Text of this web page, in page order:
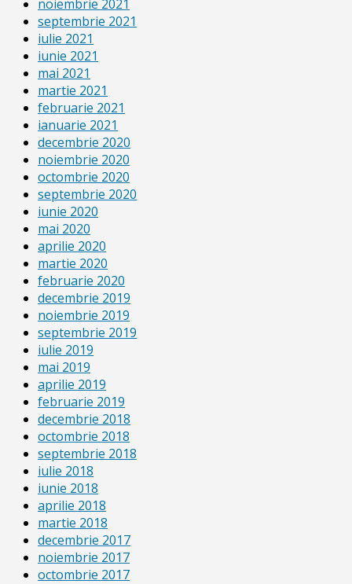
noiembrie 2021
septembrie 2021
iulie 2021
iunie 2021
mai 2021
martie 2021
februarie 2021
ianuarie 2021
decembrie 2020
noiembrie 2020
octombrie 2020
septembrie 2020
iunie 2020
mai 2020
aprilie 2020
martie 2020
februarie 2020
decembrie 2019
noiembrie 2019
septembrie 2019
iulie 2019
mai 2019
aprilie 2019
februarie 2019
decembrie 2018
octombrie 2018
septembrie 2018
iulie 2018
iunie 2018
aprilie 2018
martie 2018
decembrie 2017
noiembrie 2017
octombrie 2017